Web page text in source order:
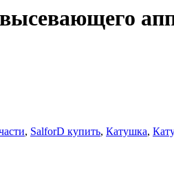
, SalforD купить, Катушка,